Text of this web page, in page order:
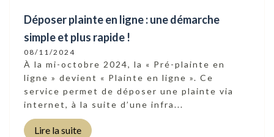
Déposer plainte en ligne : une démarche
simple et plus rapide !
08/11/2024
À la mi-octobre 2024, la « Pré-plainte en
ligne » devient « Plainte en ligne ». Ce
service permet de déposer une plainte via
internet, à la suite d’une infra...
Lire la suite